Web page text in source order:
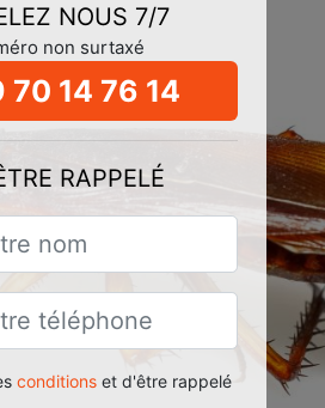
NOUS 7/7
non surtaxé
70 14 76 14
RAPPELÉ
conditionset d'être rappelé